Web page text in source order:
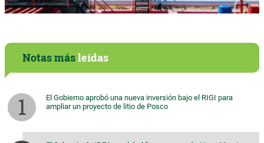
Notas másleídas
El Gobierno aprobó una nueva inversión bajo el RIGI para
ampliar un proyecto de litio de Posco